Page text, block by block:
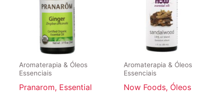
Aromaterapia & Óleos
Essenciais
Pranarom, Essential
Aromaterapia & Óleos
Essenciais
Now Foods, Óleos